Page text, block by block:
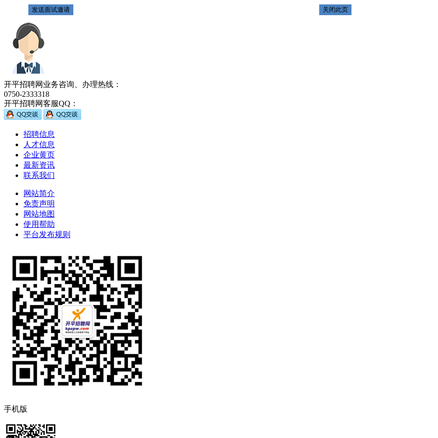
开平招聘网业务咨询、办理热线：
0750-2333318
开平招聘网客服QQ：
招聘信息
人才信息
企业黄页
最新资讯
联系我们
网站简介
免责声明
网站地图
使用帮助
平台发布规则
手机版